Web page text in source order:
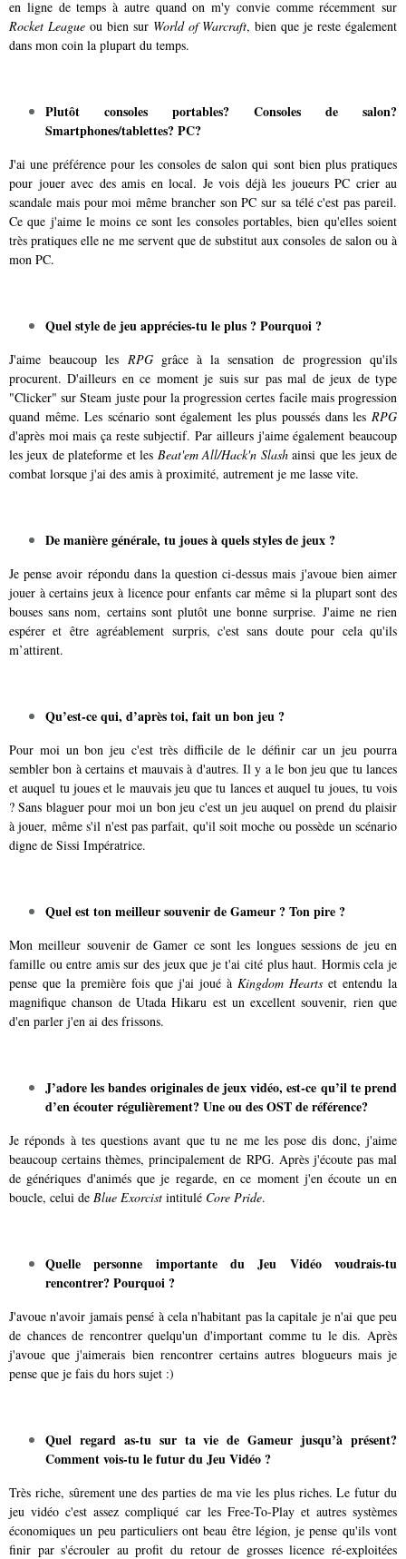
en ligne de temps à autre quand on m'y convie comme récemment sur
Rocket Leagueou bien sur World of Warcraft, bien que je reste également
dans mon coin la plupart du temps.
Plutôt consoles portables? Consoles de salon?
Smartphones/tablettes? PC?
J'ai une préférence pour les consoles de salon qui sont bien plus pratiques
pour jouer avec des amis en local. Je vois déjà les joueurs PC crier au
scandale mais pour moi même brancher son PC sur sa télé c'est pas pareil.
Ce que j'aime le moins ce sont les consoles portables, bien qu'elles soient
très pratiques elle ne me servent que de substitut aux consoles de salon ou à
mon PC.
Quel style de jeu apprécies-tu le plus ? Pourquoi ?
J'aime beaucoup les RPGgrâce à la sensation de progression qu'ils
procurent. D'ailleurs en ce moment je suis sur pas mal de jeux de type
"Clicker" sur Steam juste pour la progression certes facile mais progression
quand même. Les scénario sont également les plus poussés dans les RPG
d'après moi mais ça reste subjectif. Par ailleurs j'aime également beaucoup
les jeux de plateforme et les Beat'em All/Hack'n Slashainsi que les jeux de
combat lorsque j'ai des amis à proximité, autrement je me lasse vite.
De manière générale, tu joues à quels styles de jeux ?
Je pense avoir répondu dans la question ci-dessus mais j'avoue bien aimer
jouer à certains jeux à licence pour enfants car même si la plupart sont des
bouses sans nom, certains sont plutôt une bonne surprise. J'aime ne rien
espérer et être agréablement surpris, c'est sans doute pour cela qu'ils
m’attirent.
Qu’est-ce qui, d’après toi, fait un bon jeu ?
Pour moi un bon jeu c'est très difficile de le définir car un jeu pourra
sembler bon à certains et mauvais à d'autres. Il y a le bon jeu que tu lances
et auquel tu joues et le mauvais jeu que tu lances et auquel tu joues, tu vois
? Sans blaguer pour moi un bon jeu c'est un jeu auquel on prend du plaisir
à jouer, même s'il n'est pas parfait, qu'il soit moche ou possède un scénario
digne de Sissi Impératrice.
Quel est ton meilleur souvenir de Gameur ? Ton pire ?
Mon meilleur souvenir de Gamer ce sont les longues sessions de jeu en
famille ou entre amis sur des jeux que je t'ai cité plus haut. Hormis cela je
pense que la première fois que j'ai joué à Kingdom Hearts et entendu la
magnifique chanson de Utada Hikaru est un excellent souvenir, rien que
d'en parler j'en ai des frissons.
J’adore les bandes originales de jeux vidéo, est-ce qu’il te prend
d’en écouter régulièrement? Une ou des OST de référence?
Je réponds à tes questions avant que tu ne me les pose dis donc, j'aime
beaucoup certains thèmes, principalement de RPG. Après j'écoute pas mal
de génériques d'animés que je regarde, en ce moment j'en écoute un en
boucle, celui de Blue Exorcist intitulé Core Pride.
Quelle personne importante du Jeu Vidéo voudrais-tu
rencontrer? Pourquoi ?
J'avoue n'avoir jamais pensé à cela n'habitant pas la capitale je n'ai que peu
de chances de rencontrer quelqu'un d'important comme tu le dis. Après
j'avoue que j'aimerais bien rencontrer certains autres blogueurs mais je
pense que je fais du hors sujet :)
Quel regard as-tu sur ta vie de Gameur jusqu’à présent?
Comment vois-tu le futur du Jeu Vidéo ?
Très riche, sûrement une des parties de ma vie les plus riches. Le futur du
jeu vidéo c'est assez compliqué car les Free-To-Play et autres systèmes
économiques un peu particuliers ont beau être légion, je pense qu'ils vont
finir par s'écrouler au profit du retour de grosses licence ré-exploitées